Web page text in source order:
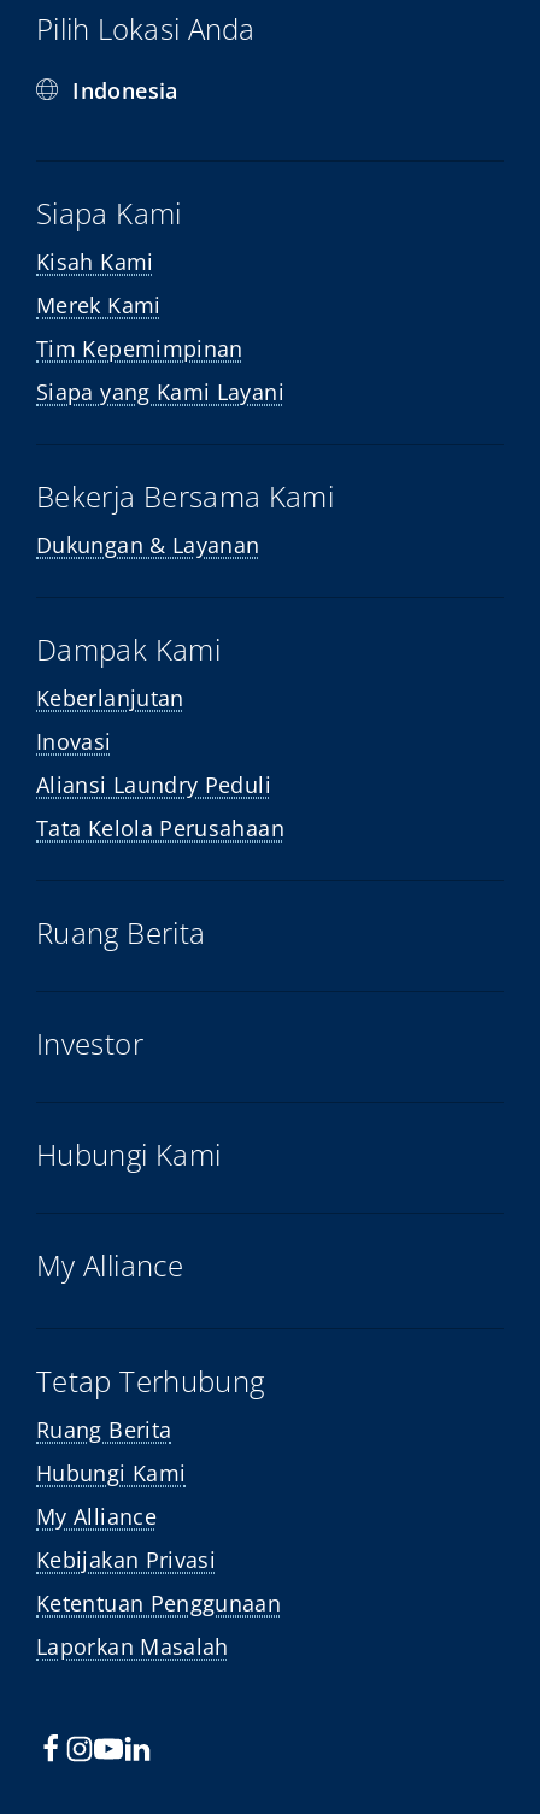
Pilih Lokasi Anda
Indonesia
Siapa Kami
Kisah Kami
Merek Kami
Tim Kepemimpinan
Siapa yang Kami Layani
Bekerja Bersama Kami
Dukungan & Layanan
Dampak Kami
Keberlanjutan
Inovasi
Aliansi Laundry Peduli
Tata Kelola Perusahaan
Ruang Berita
Investor
Hubungi Kami
My Alliance
Tetap Terhubung
Ruang Berita
Hubungi Kami
My Alliance
Kebijakan Privasi
Ketentuan Penggunaan
Laporkan Masalah